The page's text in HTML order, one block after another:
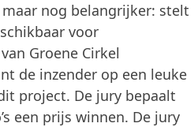
nog belangrijker: stelt
voor
Groene Cirkel
de inzender op een leuke
project. De jury bepaalt
een prijs winnen. De jury